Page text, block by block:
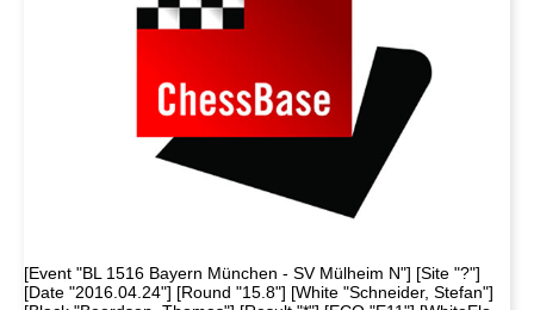
[Event "BL 1516 Bayern München - SV Mülheim N"] [Site "?"]
[Date "2016.04.24"] [Round "15.8"] [White "Schneider, Stefan"]